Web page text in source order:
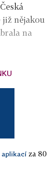
již nějakou
na
aplikací za 80